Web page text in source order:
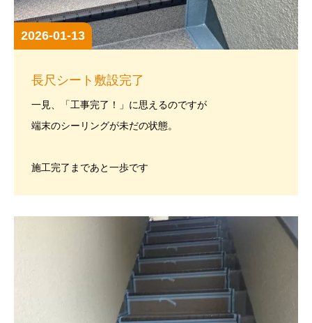
2026-01-13
長尺シート敷設完了
一見、「工事完了！」に思えるのですが
端末のシーリングが未だの状態。
施工完了まであと一歩です